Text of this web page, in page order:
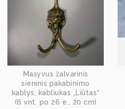
Masyvus žalvarinis
sieninis pakabinimo
kablys, kabliukas „Liūtas“
(6 vnt. po 26 e., 20 cm)